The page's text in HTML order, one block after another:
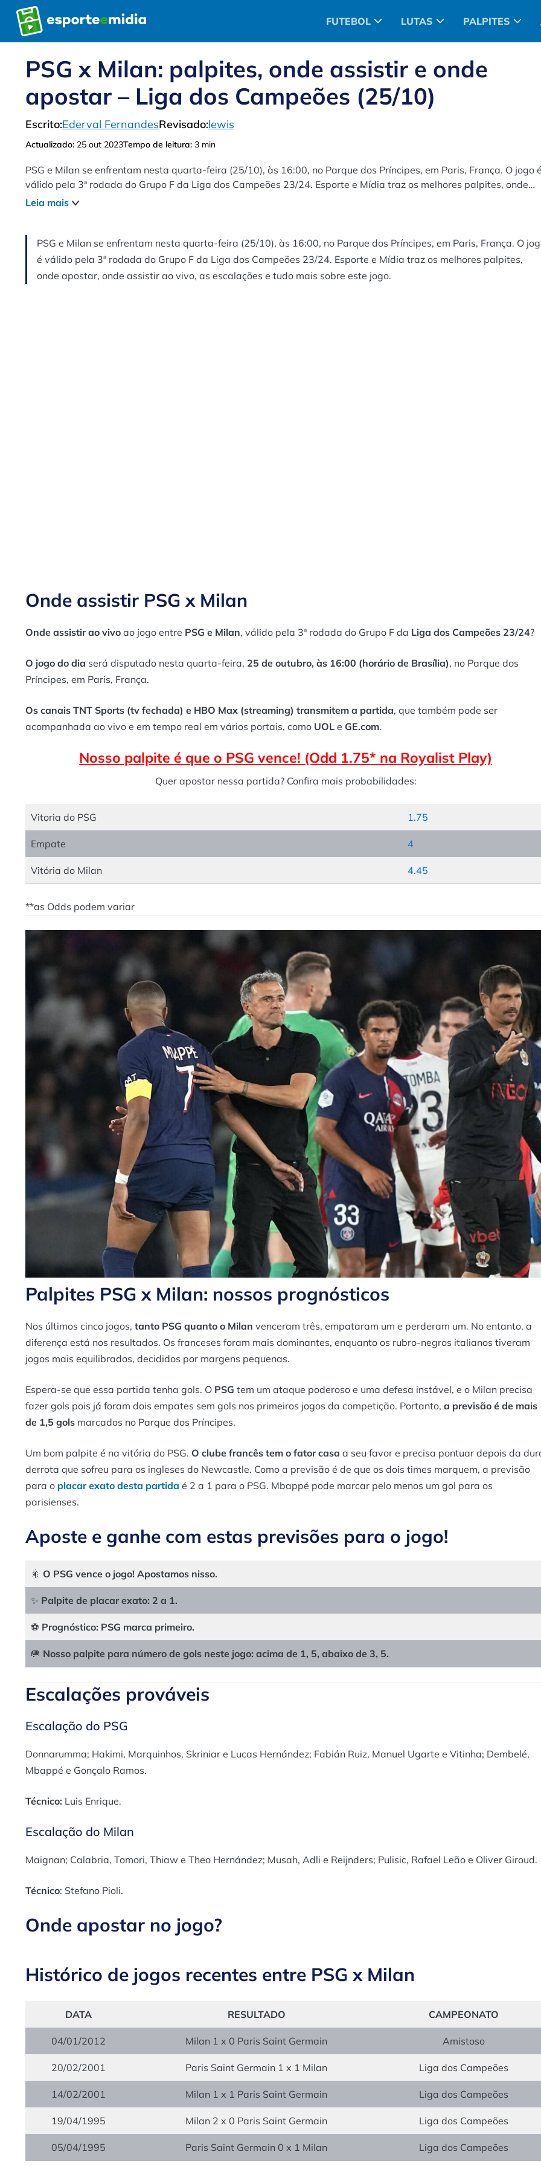
Pular
para
o
FUTEBOL LUTAS PALPITES
PSG x Milan: palpites, onde assistir e onde
apostar – Liga dos Campeões (25/10)
Escrito:Ederval FernandesRevisado:lewis
Actualizado: 25 out 2023Tempo de leitura: 3 min
PSG e Milan se enfrentam nesta quarta-feira (25/10), às 16:00, no Parque dos Príncipes, em Paris, França. O jogo
válido pela 3ª rodada do Grupo F da Liga dos Campeões 23/24. Esporte e Mídia traz os melhores palpites, onde
apostar, onde assistir ao vivo, as escalações e tudo mais sobre este jogo.
Leia mais
PSG e Milan se enfrentam nesta quarta-feira (25/10), às 16:00, no Parque dos Príncipes, em Paris, França. O
é válido pela 3ª rodada do Grupo F da Liga dos Campeões 23/24. Esporte e Mídia traz os melhores palpites,
onde apostar, onde assistir ao vivo, as escalações e tudo mais sobre este jogo.
Onde assistir PSG x Milan
Onde assistir ao vivo ao jogo entre PSG e Milan, válido pela 3ª rodada do Grupo F da Liga dos Campeões 23/24?
O jogo do dia será disputado nesta quarta-feira, 25 de outubro, às 16:00 (horário de Brasília), no Parque dos
Príncipes, em Paris, França.
Os canais TNT Sports (tv fechada) e HBO Max (streaming) transmitem a partida, que também pode ser
acompanhada ao vivo e em tempo real em vários portais, como UOL e GE.com.
Nosso palpite é que o PSG vence! (Odd 1.75* na Royalist Play)
Quer apostar nessa partida? Confira mais probabilidades:
Vitoria do PSG 1.75
Empate 4
Vitória do Milan 4.45
**as Odds podem variar
Palpites PSG x Milan: nossos prognósticos
Nos últimos cinco jogos, tanto PSG quanto o Milan venceram três, empataram um e perderam um. No entanto, a
diferença está nos resultados. Os franceses foram mais dominantes, enquanto os rubro-negros italianos tiveram
jogos mais equilibrados, decididos por margens pequenas.
Espera-se que essa partida tenha gols. O PSG tem um ataque poderoso e uma defesa instável, e o Milan precisa
fazer gols pois já foram dois empates sem gols nos primeiros jogos da competição. Portanto, a previsão é de mais
de 1,5 gols marcados no Parque dos Príncipes.
Um bom palpite é na vitória do PSG. O clube francês tem o fator casa a seu favor e precisa pontuar depois da
derrota que sofreu para os ingleses do Newcastle. Como a previsão é de que os dois times marquem, a previsão
para o placar exato desta partida é 2 a 1 para o PSG. Mbappé pode marcar pelo menos um gol para os
parisienses.
Aposte e ganhe com estas previsões para o jogo!
🎇 O PSG vence o jogo! Apostamos nisso.
✨ Palpite de placar exato: 2 a 1.
⚽ Prognóstico: PSG marca primeiro.
🥅 Nosso palpite para número de gols neste jogo: acima de 1, 5, abaixo de 3, 5.
Escalações prováveis
Escalação do PSG
Donnarumma; Hakimi, Marquinhos, Skriniar e Lucas Hernández; Fabián Ruiz, Manuel Ugarte e Vitinha; Dembelé,
Mbappé e Gonçalo Ramos.
Técnico: Luis Enrique.
Escalação do Milan
Maignan; Calabria, Tomori, Thiaw e Theo Hernández; Musah, Adli e Reijnders; Pulisic, Rafael Leão e Oliver Giroud.
Técnico: Stefano Pioli.
Onde apostar no jogo?
Histórico de jogos recentes entre PSG x Milan
DATA RESULTADO CAMPEONATO
04/01/2012 Milan 1 x 0 Paris Saint Germain Amistoso
20/02/2001 Paris Saint Germain 1 x 1 Milan Liga dos Campeões
14/02/2001 Milan 1 x 1 Paris Saint Germain Liga dos Campeões
19/04/1995 Milan 2 x 0 Paris Saint Germain Liga dos Campeões
05/04/1995 Paris Saint Germain 0 x 1 Milan Liga dos Campeões